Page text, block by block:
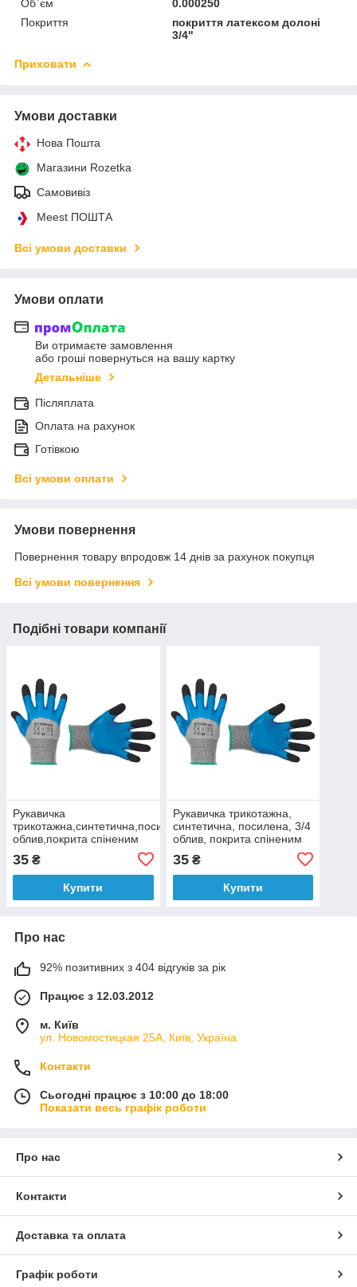
Об`єм
0.000250
Покриття
покриття латексом долоні
3/4"
Приховати
Умови доставки
Нова Пошта
Магазини Rozetka
Самовивіз
Meest ПОШТА
Всі умови доставки
Умови оплати
Ви отримаєте замовлення
або гроші повернуться на вашу картку
Детальніше
Післяплата
Оплата на рахунок
Готівкою
Всі умови оплати
Умови повернення
Повернення товару впродовж 14 днів за рахунок покупця
Всі умови повернення
Подібні товари компанії
Рукавичка
трикотажна,синтетична,посилена,3/4
облив,покрита спіненим
кольору,покриття пальців
35 ₴
Купити
Рукавичка трикотажна,
синтетична, посилена, 3/4
облив, покрита спіненим
латексом синього кольору,
покриття
35₴
Купити
Про нас
92% позитивних з 404 відгуків за рік
Працює з 12.03.2012
м. Київ
ул. Новомостицкая 25А, Київ, Україна
Контакти
Сьогодні працює з 10:00 до 18:00
Показати весь графік роботи
Про нас
Контакти
Доставка та оплата
Графік роботи